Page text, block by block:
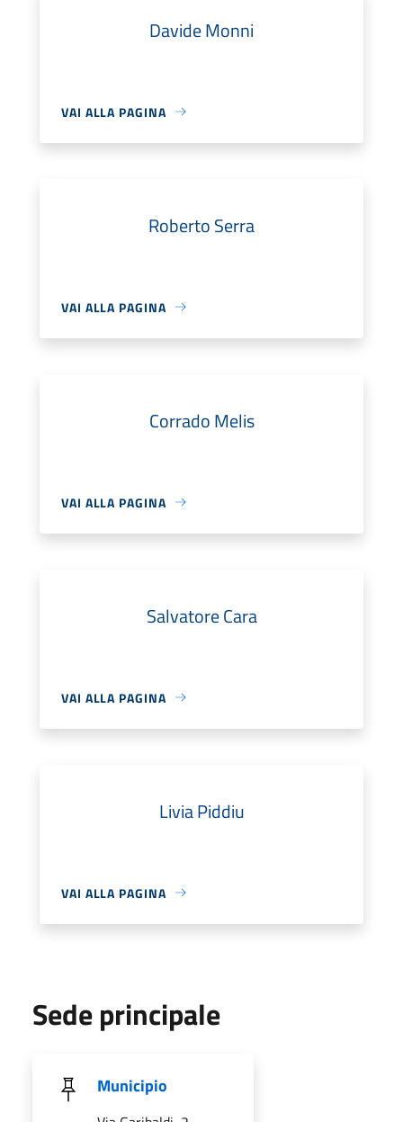
Davide Monni
VAI ALLA PAGINA
Roberto Serra
VAI ALLA PAGINA
Corrado Melis
VAI ALLA PAGINA
Salvatore Cara
VAI ALLA PAGINA
Livia Piddiu
VAI ALLA PAGINA
Sede principale
Municipio